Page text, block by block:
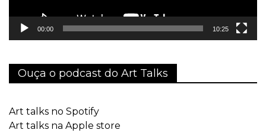
00:00 10:25
Ouça o podcast do Art Talks
Art talks no Spotify
Art talks na Apple store